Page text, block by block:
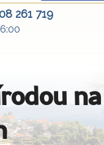
261 719
na